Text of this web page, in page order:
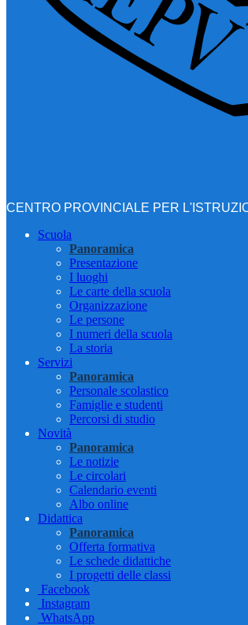
CENTRO PROVINCIALE PER
Scuola
Panoramica
Presentazione
I luoghi
Le carte della scuola
Organizzazione
Le persone
I numeri della scuola
La storia
Servizi
Panoramica
Personale scolastico
Famiglie e studenti
Percorsi di studio
Novità
Panoramica
Le notizie
Le circolari
Calendario eventi
Albo online
Didattica
Panoramica
Offerta formativa
Le schede didattiche
I progetti delle classi
Facebook
Instagram
WhatsApp